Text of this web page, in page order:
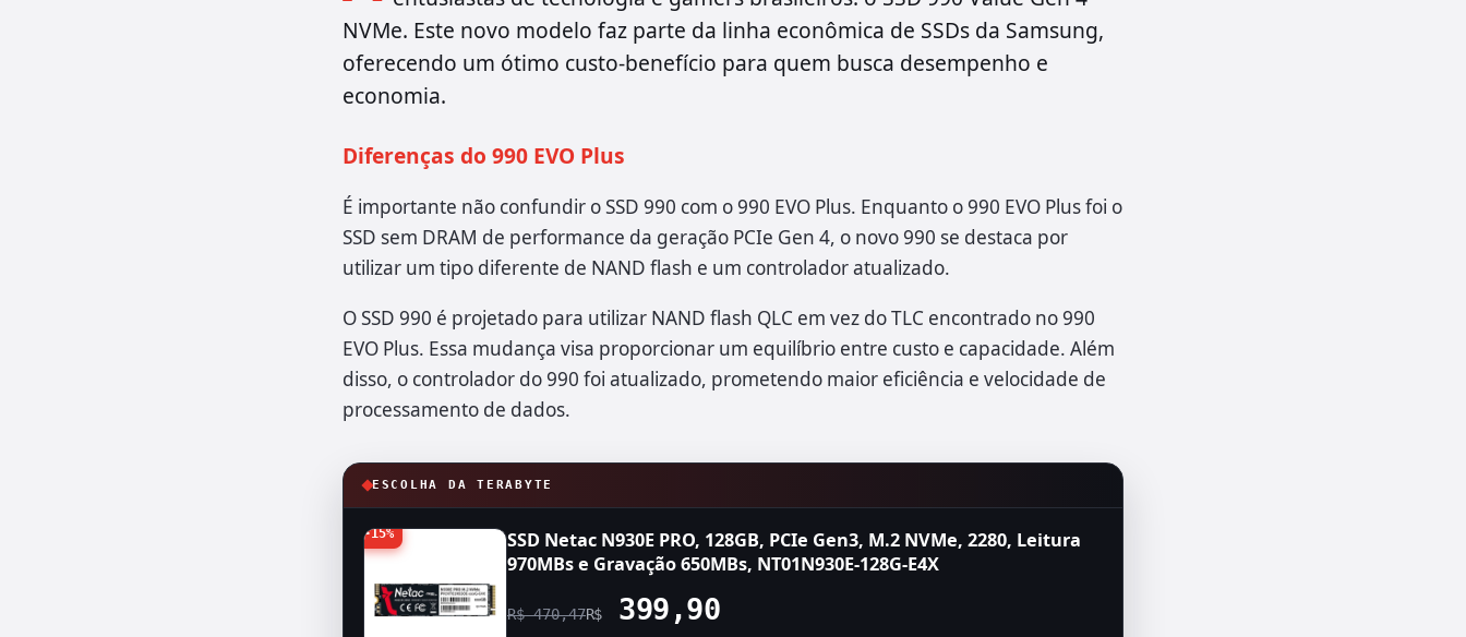
NVMe. Este novo modelo faz parte da linha econômica de SSDs da Samsung,
oferecendo um ótimo custo-benefício para quem busca desempenho e
economia.
Diferenças do 990 EVO Plus
É importante não confundir o SSD 990 com o 990 EVO Plus. Enquanto o 990 EVO Plus foi o
SSD sem DRAM de performance da geração PCIe Gen 4, o novo 990 se destaca por
utilizar um tipo diferente de NAND flash e um controlador atualizado.
O SSD 990 é projetado para utilizar NAND flash QLC em vez do TLC encontrado no 990
EVO Plus. Essa mudança visa proporcionar um equilíbrio entre custo e capacidade. Além
disso, o controlador do 990 foi atualizado, prometendo maior eficiência e velocidade de
processamento de dados.
ESCOLHA DA TERABYTE
-15%
SSD Netac N930E PRO, 128GB, PCIe Gen3, M.2 NVMe, 2280, Leitura
970MBs e Gravação 650MBs, NT01N930E-128G-E4X
R$ 470,47R$399,90